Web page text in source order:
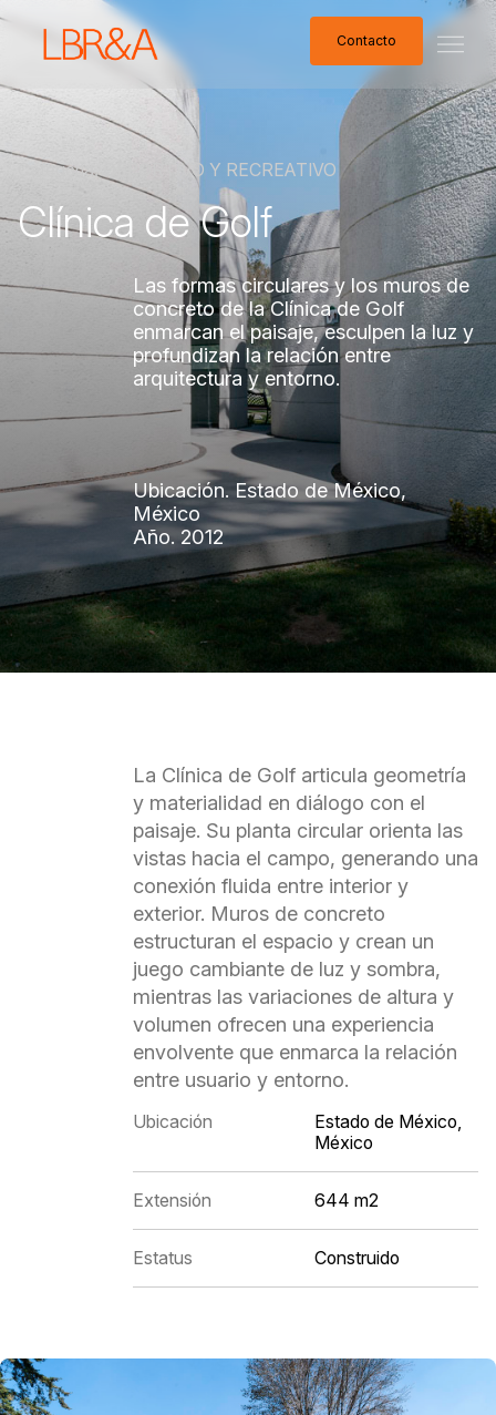
Contacto
Categoría. DEPORTIVO Y RECREATIVO
Clínica de Golf
Las formas circulares y los muros de
concreto de la Clínica de Golf
enmarcan el paisaje, esculpen la luz y
profundizan la relación entre
arquitectura y entorno.
Ubicación. Estado de México,
México
Año. 2012
La Clínica de Golf articula geometría
y materialidad en diálogo con el
paisaje. Su planta circular orienta las
vistas hacia el campo, generando una
conexión fluida entre interior y
exterior. Muros de concreto
estructuran el espacio y crean un
juego cambiante de luz y sombra,
mientras las variaciones de altura y
volumen ofrecen una experiencia
envolvente que enmarca la relación
entre usuario y entorno.
Ubicación
Estado de México,
México
Extensión 644 m2
Estatus Construido